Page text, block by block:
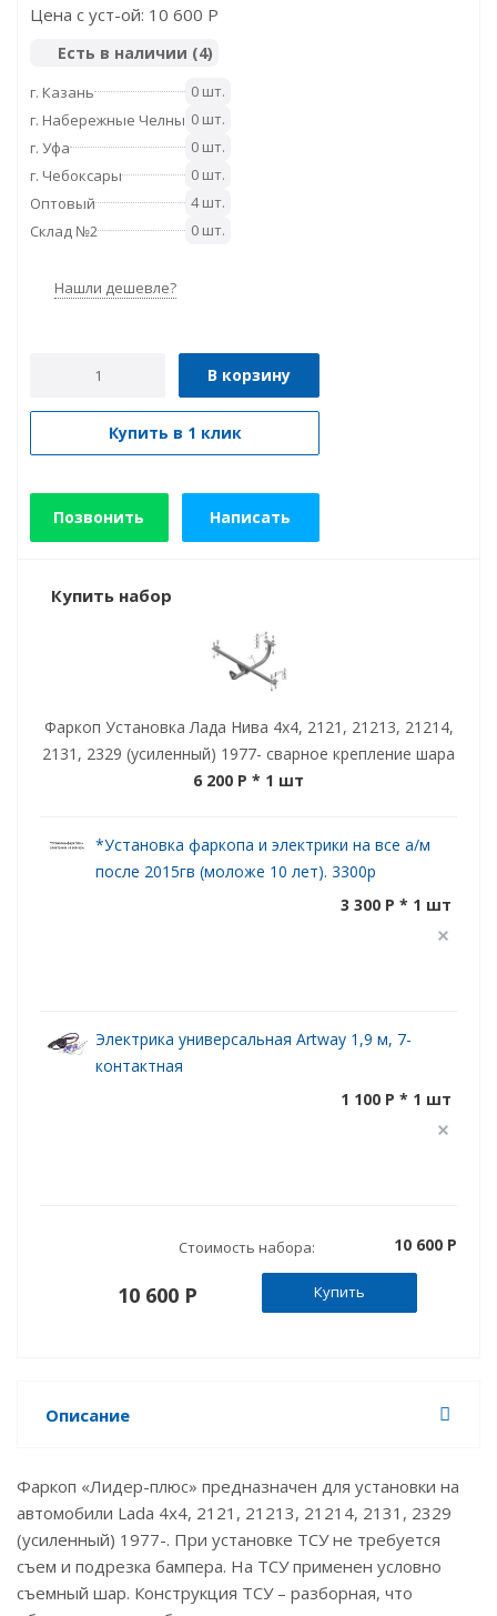
Цена с уст-ой: 10 600 P
Есть в наличии (4)
г. Казань
0 шт.
г. Набережные Челны 0 шт.
г. Уфа
0 шт.
г. Чебоксары
0 шт.
Оптовый
4 шт.
Склад №2
0 шт.
Нашли дешевле?
В корзину
Купить в 1 клик
Позвонить Написать
Купить набор
Фаркоп Установка Лада Нива 4x4, 2121, 21213, 21214,
2131, 2329 (усиленный) 1977- сварное крепление шара
6 200 P * 1 шт
*Установка фаркопа и электрики на все а/м
после 2015гв (моложе 10 лет). 3300р
3 300 P * 1 шт
Электрика универсальная Artway 1,9 м, 7-
контактная
1 100 P * 1 шт
Стоимость набора: 10 600 P
10 600 P Купить
Описание
Фаркоп «Лидер-плюс» предназначен для установки на
автомобили Lada 4x4, 2121, 21213, 21214, 2131, 2329
(усиленный) 1977-. При установке ТСУ не требуется
съем и подрезка бампера. На ТСУ применен условно
съемный шар. Конструкция ТСУ – разборная, что